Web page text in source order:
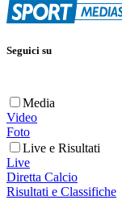
Seguici su
Media
Video
Foto
Live e Risultati
Live
Diretta Calcio
Risultati e Classifiche